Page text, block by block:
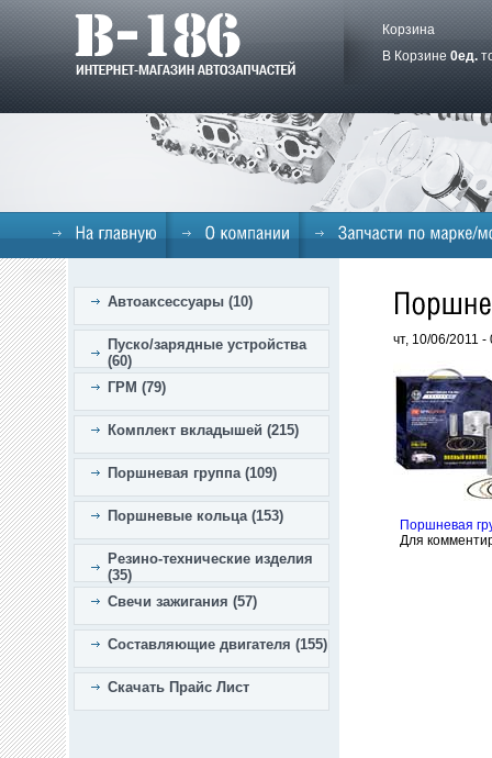
Корзина
В Корзине 0ед.
Автоаксессуары (10)
Пуско/зарядные устройства
(60)
ГРМ (79)
Комплект вкладышей (215)
Поршневая группа (109)
Поршневые кольца (153)
Резино-технические изделия
(35)
Свечи зажигания (57)
Составляющие двигателя (155)
Скачать Прайс Лист
чт, 10/06/2011
Поршневая
Для